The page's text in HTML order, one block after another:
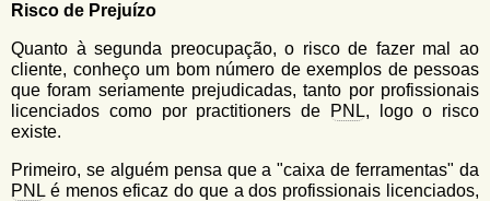
Risco de Prejuízo
Quanto à segunda preocupação, o risco de fazer mal ao
cliente, conheço um bom número de exemplos de pessoas
que foram seriamente prejudicadas, tanto por profissionais
licenciados como por practitioners de
PNL, logo o risco
existe.
Primeiro, se alguém pensa que a "caixa de ferramentas" da
PNL é menos eficaz do que a dos profissionais licenciados,